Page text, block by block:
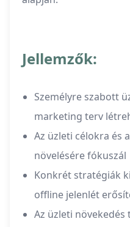
Jellemzők:
Személyre szabott
marketing terv
Az üzleti célokra és
növelésére fókuszál
Konkrét stratégiák
offline jelenlét
Az üzleti